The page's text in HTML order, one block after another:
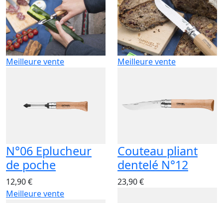
Meilleure vente
N°06 Eplucheur
de poche
12,90 €
Meilleure vente
Couteau pliant
dentelé N°12
23,90 €
Meilleure vente